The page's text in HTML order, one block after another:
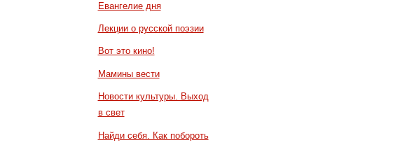
Евангелие дня
Лекции о русской поэзии
Вот это кино!
Мамины вести
Новости культуры. Выход
в свет
Найди себя. Как побороть